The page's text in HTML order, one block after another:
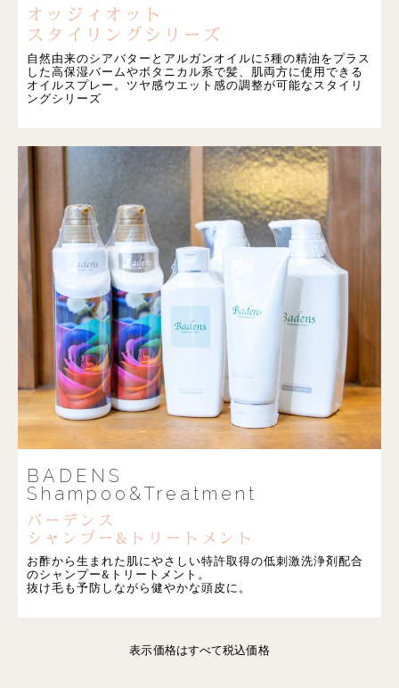
オッジィオット
スタイリングシリーズ
自然由来のシアバターとアルガンオイルに5種の精油をプラス
した高保湿バームやボタニカル系で髪、肌両方に使用できる
オイルスプレー。ツヤ感ウエット感の調整が可能なスタイリ
ングシリーズ
BADENS
Shampoo&Treatment
バーデンス
シャンプー&トリートメント
お酢から生まれた肌にやさしい特許取得の低刺激洗浄剤配合
のシャンプー&トリートメント。
抜け毛も予防しながら健やかな頭皮に。
表示価格はすべて税込価格